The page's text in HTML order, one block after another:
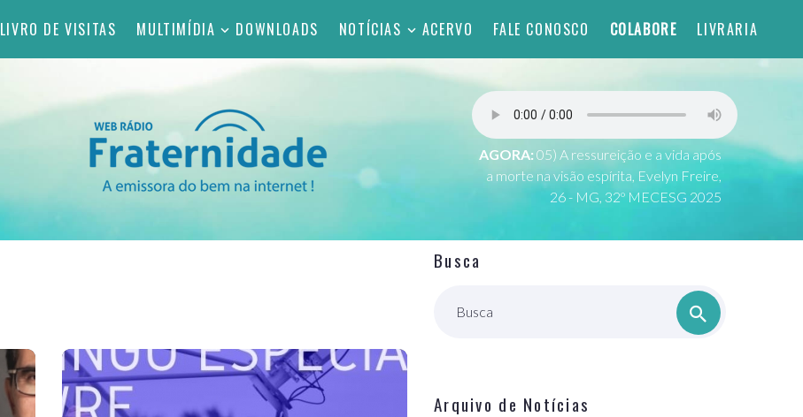
LIVRO DE VISITAS MULTIMÍDIA DOWNLOADS NOTÍCIAS ACERVO FALE CONOSCO COLABORE LIVRARIA
AGORA: 05) A ressureição e a vida após
a morte na visão espírita, Evelyn Freire,
26 - MG, 32º MECESG 2025
Busca
Busca
Arquivo de Notícias